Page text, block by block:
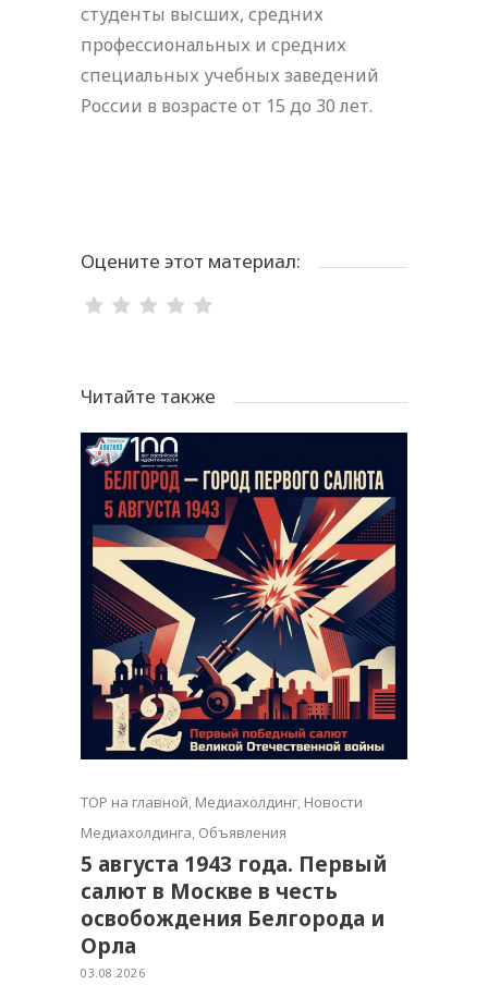
студенты высших, средних
профессиональных и средних
специальных учебных заведений
России в возрасте от 15 до 30 лет.
Оцените этот материал:
Читайте также
TOP на главной, Медиахолдинг, Новости
Медиахолдинга, Объявления
5 августа 1943 года. Первый
салют в Москве в честь
освобождения Белгорода и
Орла
03.08.2026